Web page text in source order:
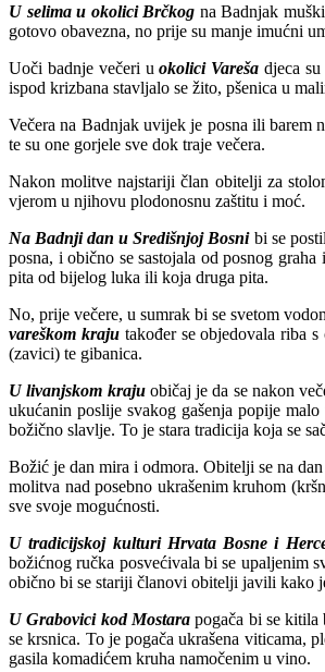
U selima u okolici Brčkog na Badnjak
gotovo obavezna, no prije su manje imućni
Uoči badnje večeri u okolici Vareša djeca
ispod krizbana stavljalo se žito, pšenica u
Večera na Badnjak uvijek je posna ili barem
te su one gorjele sve dok traje večera.
Nakon molitve najstariji član obitelji za
vjerom u njihovu plodonosnu zaštitu i moć.
Na Badnji dan u Središnjoj Bosnibi se
posna, i obično se sastojala od posnog
pita od bijelog luka ili koja druga pita.
No, prije večere, u sumrak bi se svetom
vareškom krajutakođer se objedovala riba s
(zavici) te gibanica.
U livanjskom krajuobičaj je da se nakon
ukućanin poslije svakog gašenja popije
božično slavlje. To je stara tradicija koja se
Božić je dan mira i odmora. Obitelji se na
molitva nad posebno ukrašenim kruhom
sve svoje mogućnosti.
U tradicijskoj kulturi Hrvata Bosne i
božićnog ručka posvećivala bi se upaljenim
obično bi se stariji članovi obitelji javili kako
U Grabovici kod Mostarapogača bi se kitila
se krsnica. To je pogača ukrašena viticama,
gasila komadićem kruha namočenim u vino.